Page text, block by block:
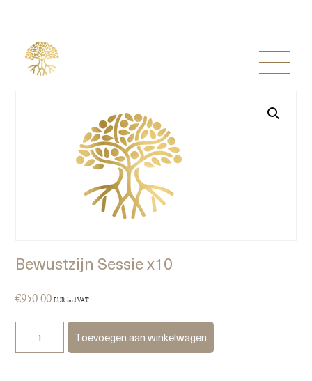
Bewustzijn Sessie x10
€950.00 EUR incl VAT
Toevoegen aan winkelwagen